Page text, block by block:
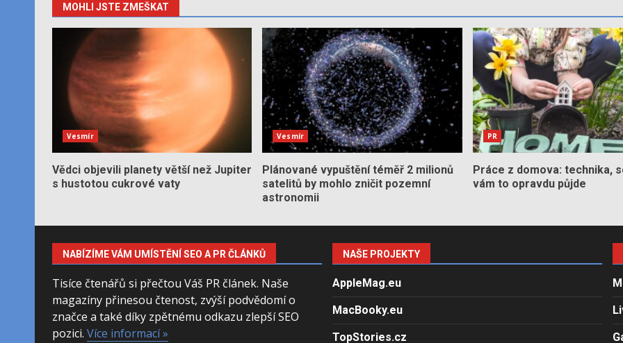
MOHLI JSTE ZMEŠKAT
Vesmír
Vědci objevili planety větší než Jupiter
s hustotou cukrové vaty
Vesmír
Plánované vypuštění téměř 2 milionů
satelitů by mohlo zničit pozemní
astronomii
PR
Práce z domova: technika,
vám to opravdu půjde
NABÍZÍME VÁM UMÍSTĚNÍ SEO A PR ČLÁNKŮ
Tisíce čtenářů si přečtou Váš PR článek. Naše
magazíny přinesou čtenost, zvýší podvědomí o
značce a také díky zpětnému odkazu zlepší SEO
pozici. Více informací »
NAŠE PROJEKTY
AppleMag.eu
MacBooky.eu
TopStories.cz